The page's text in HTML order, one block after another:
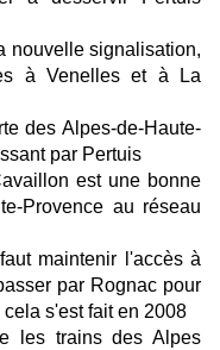
nouvelle signalisation,
à Venelles et à La
des Alpes-de-Haute-
par Pertuis
est une bonne
Provence au réseau
maintenir l'accès à
par Rognac pour
s'est fait en 2008
les trains des Alpes